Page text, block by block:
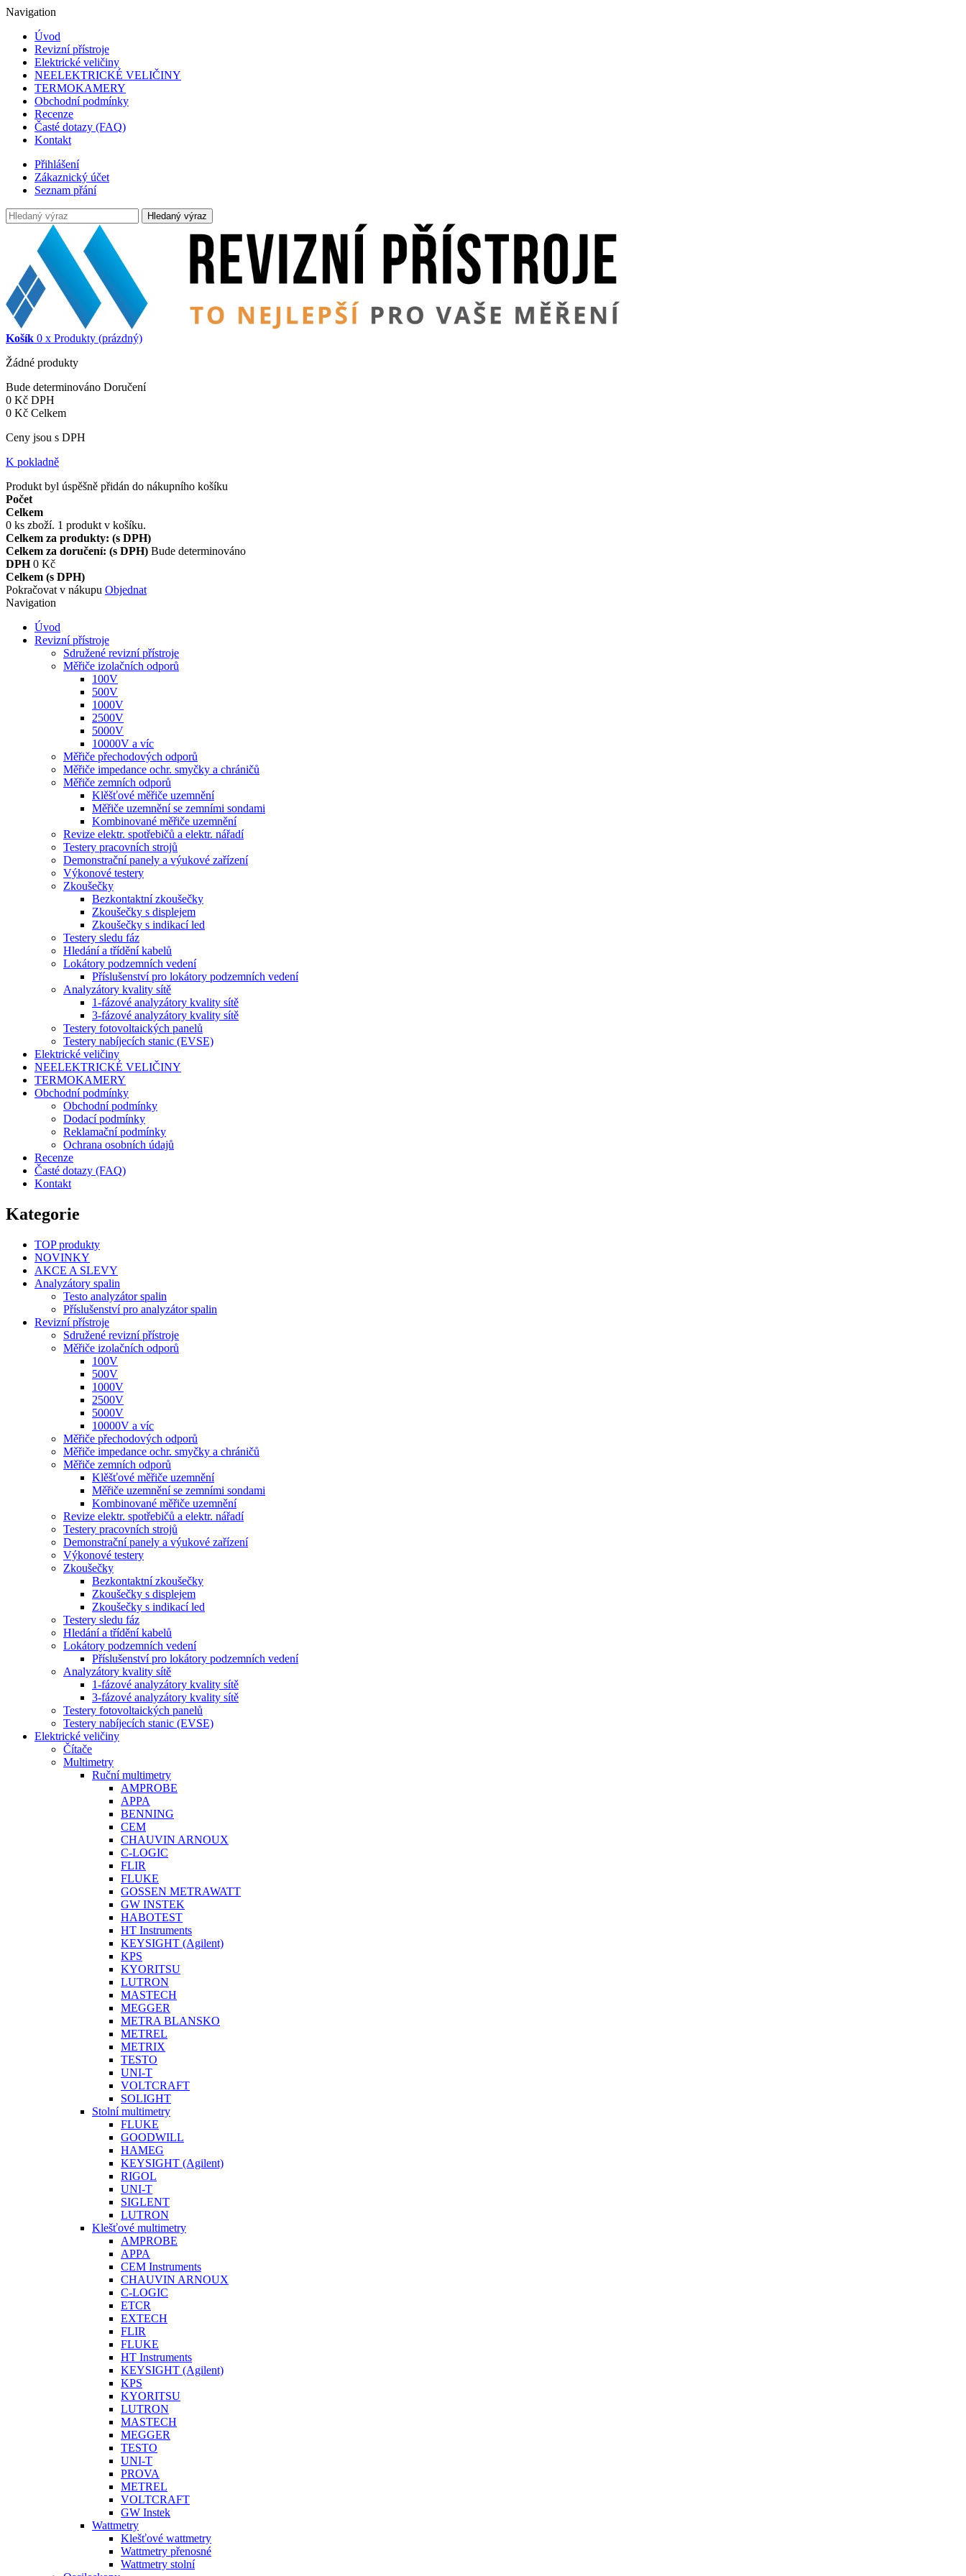
Navigation
Úvod
Revizní přístroje
Elektrické veličiny
NEELEKTRICKÉ VELIČINY
TERMOKAMERY
Obchodní podmínky
Recenze
Časté dotazy (FAQ)
Kontakt
Přihlášení
Zákaznický účet
Seznam přání
Hledaný výraz
Košík 0 x Produkty (prázdný)
Žádné produkty
Bude determinováno Doručení
0 Kč DPH
0 Kč Celkem
Ceny jsou s DPH
K pokladně
Produkt byl úspěšně přidán do nákupního košíku
Počet
Celkem
0 ks zboží. 1 produkt v košíku.
Celkem za produkty: (s DPH)
Celkem za doručení: (s DPH) Bude determinováno
DPH 0 Kč
Celkem (s DPH)
Pokračovat v nákupu Objednat
Navigation
Úvod
Revizní přístroje
Sdružené revizní přístroje
Měřiče izolačních odporů
100V
500V
1000V
2500V
5000V
10000V a víc
Měřiče přechodových odporů
Měřiče impedance ochr. smyčky a chráničů
Měřiče zemních odporů
Klěšťové měřiče uzemnění
Měřiče uzemnění se zemními sondami
Kombinované měřiče uzemnění
Revize elektr. spotřebičů a elektr. nářadí
Testery pracovních strojů
Demonstrační panely a výukové zařízení
Výkonové testery
Zkoušečky
Bezkontaktní zkoušečky
Zkoušečky s displejem
Zkoušečky s indikací led
Testery sledu fáz
Hledání a třídění kabelů
Lokátory podzemních vedení
Příslušenství pro lokátory podzemních vedení
Analyzátory kvality sítě
1-fázové analyzátory kvality sítě
3-fázové analyzátory kvality sítě
Testery fotovoltaických panelů
Testery nabíjecích stanic (EVSE)
Elektrické veličiny
NEELEKTRICKÉ VELIČINY
TERMOKAMERY
Obchodní podmínky
Obchodní podmínky
Dodací podmínky
Reklamační podmínky
Ochrana osobních údajů
Recenze
Časté dotazy (FAQ)
Kontakt
Kategorie
TOP produkty
NOVINKY
AKCE A SLEVY
Analyzátory spalin
Testo analyzátor spalin
Příslušenství pro analyzátor spalin
Revizní přístroje
Sdružené revizní přístroje
Měřiče izolačních odporů
100V
500V
1000V
2500V
5000V
10000V a víc
Měřiče přechodových odporů
Měřiče impedance ochr. smyčky a chráničů
Měřiče zemních odporů
Klěšťové měřiče uzemnění
Měřiče uzemnění se zemními sondami
Kombinované měřiče uzemnění
Revize elektr. spotřebičů a elektr. nářadí
Testery pracovních strojů
Demonstrační panely a výukové zařízení
Výkonové testery
Zkoušečky
Bezkontaktní zkoušečky
Zkoušečky s displejem
Zkoušečky s indikací led
Testery sledu fáz
Hledání a třídění kabelů
Lokátory podzemních vedení
Příslušenství pro lokátory podzemních vedení
Analyzátory kvality sítě
1-fázové analyzátory kvality sítě
3-fázové analyzátory kvality sítě
Testery fotovoltaických panelů
Testery nabíjecích stanic (EVSE)
Elektrické veličiny
Čítače
Multimetry
Ruční multimetry
AMPROBE
APPA
BENNING
CEM
CHAUVIN ARNOUX
C-LOGIC
FLIR
FLUKE
GOSSEN METRAWATT
GW INSTEK
HABOTEST
HT Instruments
KEYSIGHT (Agilent)
KPS
KYORITSU
LUTRON
MASTECH
MEGGER
METRA BLANSKO
METREL
METRIX
TESTO
UNI-T
VOLTCRAFT
SOLIGHT
Stolní multimetry
FLUKE
GOODWILL
HAMEG
KEYSIGHT (Agilent)
RIGOL
UNI-T
SIGLENT
LUTRON
Klešťové multimetry
AMPROBE
APPA
CEM Instruments
CHAUVIN ARNOUX
C-LOGIC
ETCR
EXTECH
FLIR
FLUKE
HT Instruments
KEYSIGHT (Agilent)
KPS
KYORITSU
LUTRON
MASTECH
MEGGER
TESTO
UNI-T
PROVA
METREL
VOLTCRAFT
GW Instek
Wattmetry
Klešťové wattmetry
Wattmetry přenosné
Wattmetry stolní